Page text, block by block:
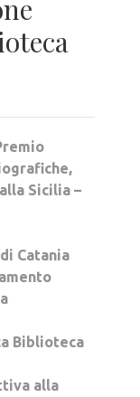
Sicilia –
Catania
Biblioteca
alla